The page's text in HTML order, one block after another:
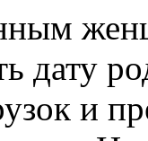
дату
и